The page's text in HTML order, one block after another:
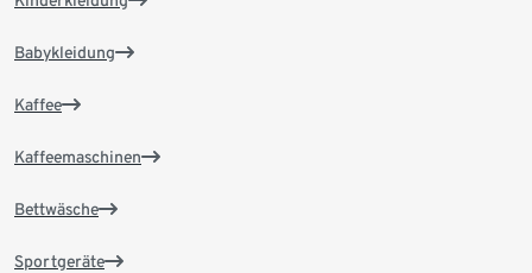
Babykleidung
Kaffee
Kaffeemaschinen
Bettwäsche
Sportgeräte